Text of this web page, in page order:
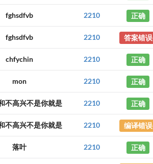
fghsdfvb 2210 正确
fghsdfvb 2210 答案错误
chfychin 2210 正确
mon 2210 正确
不高兴不是你就是 2210 正确
不高兴不是你就是 2210 编译错误
落叶 2210 正确